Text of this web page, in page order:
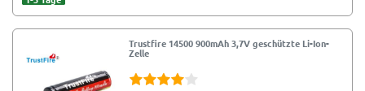
Trustfire 14500 900mAh 3,7V geschützte Li-Ion-
Zelle